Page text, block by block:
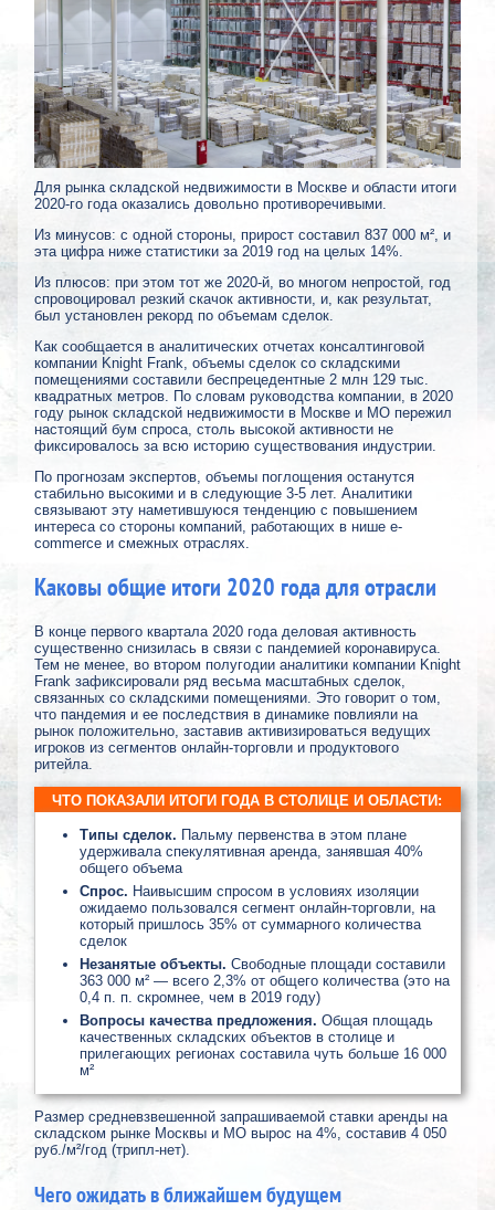
Для рынка складской недвижимости в Москве и области итоги
2020-го года оказались довольно противоречивыми.
Из минусов: с одной стороны, прирост составил 837 000 м², и
эта цифра ниже статистики за 2019 год на целых 14%.
Из плюсов: при этом тот же 2020-й, во многом непростой, год
спровоцировал резкий скачок активности, и, как результат,
был установлен рекорд по объемам сделок.
Как сообщается в аналитических отчетах консалтинговой
компании Knight Frank, объемы сделок со складскими
помещениями составили беспрецедентные 2 млн 129 тыс.
квадратных метров. По словам руководства компании, в 2020
году рынок складской недвижимости в Москве и МО пережил
настоящий бум спроса, столь высокой активности не
фиксировалось за всю историю существования индустрии.
По прогнозам экспертов, объемы поглощения останутся
стабильно высокими и в следующие 3-5 лет. Аналитики
связывают эту наметившуюся тенденцию с повышением
интереса со стороны компаний, работающих в нише e-
commerce и смежных отраслях.
Каковы общие итоги 2020 года для отрасли
В конце первого квартала 2020 года деловая активность
существенно снизилась в связи с пандемией коронавируса.
Тем не менее, во втором полугодии аналитики компании Knight
Frank зафиксировали ряд весьма масштабных сделок,
связанных со складскими помещениями. Это говорит о том,
что пандемия и ее последствия в динамике повлияли на
рынок положительно, заставив активизироваться ведущих
игроков из сегментов онлайн-торговли и продуктового
ритейла.
ЧТО ПОКАЗАЛИ ИТОГИ ГОДА В СТОЛИЦЕ И ОБЛАСТИ:
Типы сделок. Пальму первенства в этом плане
удерживала спекулятивная аренда, занявшая 40%
общего объема
Спрос. Наивысшим спросом в условиях изоляции
ожидаемо пользовался сегмент онлайн-торговли, на
который пришлось 35% от суммарного количества
сделок
Незанятые объекты. Свободные площади составили
363 000 м² — всего 2,3% от общего количества (это на
0,4 п. п. скромнее, чем в 2019 году)
Вопросы качества предложения. Общая площадь
качественных складских объектов в столице и
прилегающих регионах составила чуть больше 16 000
м²
Размер средневзвешенной запрашиваемой ставки аренды на
складском рынке Москвы и МО вырос на 4%, составив 4 050
руб./м²/год (трипл-нет).
Чего ожидать в ближайшем будущем